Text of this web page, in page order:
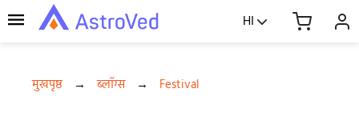
HI
मुखपृष्ठ → ब्लॉग्स → Festival